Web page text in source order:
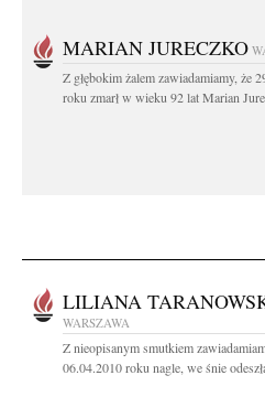
MARIAN JURECZKO
Z głębokim żalem zawiadamiamy, że
roku zmarł w wieku 92 lat Marian
LILIANA
WARSZAWA
Z nieopisanym smutkiem
06.04.2010 roku nagle, we śnie